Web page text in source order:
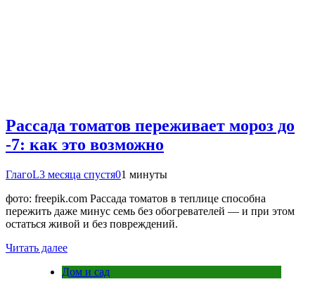
Рассада томатов переживает мороз до
-7: как это возможно
ГлагоL3 месяца спустя01 минуты
фото: freepik.com Рассада томатов в теплице способна
пережить даже минус семь без обогревателей — и при этом
остаться живой и без повреждений.
Читать далее
Дом и сад